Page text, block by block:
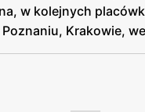
w kolejnych
Krakowie,